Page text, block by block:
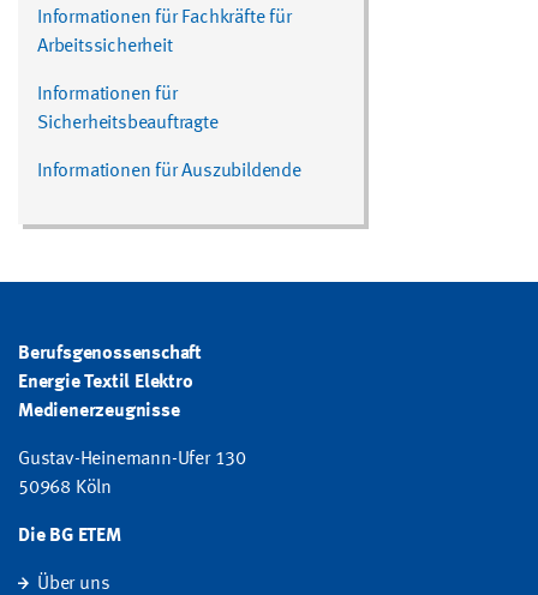
Informationen für Fachkräfte für
Arbeitssicherheit
Informationen für
Sicherheitsbeauftragte
Informationen für Auszubildende
Berufsgenossenschaft
Energie Textil Elektro
Medienerzeugnisse
Gustav-Heinemann-Ufer 130
50968 Köln
Die BG ETEM
Über uns